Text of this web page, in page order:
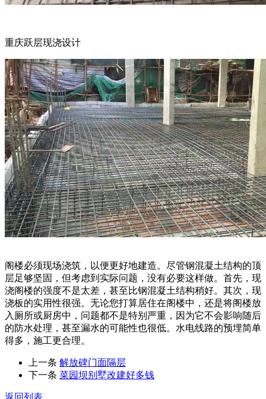
重庆跃层现浇设计
阁楼必须现场浇筑，以便更好地建造。尽管钢混凝土结构的顶
层足够坚固，但考虑到实际问题，没有必要这样做。首先，现
浇阁楼的强度不是太差，甚至比钢混凝土结构稍好。其次，现
浇板的实用性很强。无论您打算居住在阁楼中，还是将阁楼放
入厕所或厨房中，问题都不是特别严重，因为它不会影响随后
的防水处理，甚至漏水的可能性也很低。水电线路的预埋简单
得多，施工更合理。
上一条 解放碑门面隔层
下一条 菜园坝别墅改建好多钱
返回列表